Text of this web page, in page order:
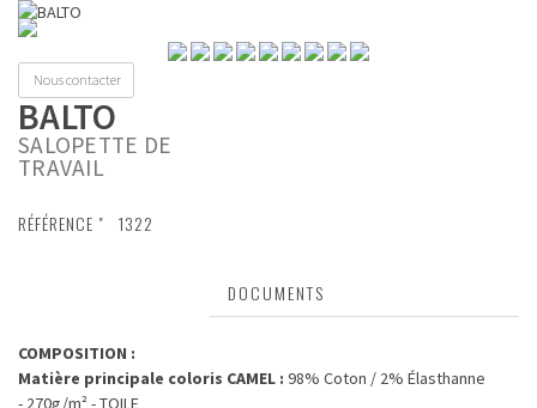
Nous contacter
BALTO
SALOPETTE DE
TRAVAIL
RÉFÉRENCE " 1322
DOCUMENTS
COMPOSITION :
Matière principale coloris CAMEL : 98% Coton / 2% Élasthanne
- 270g/m² - TOILE